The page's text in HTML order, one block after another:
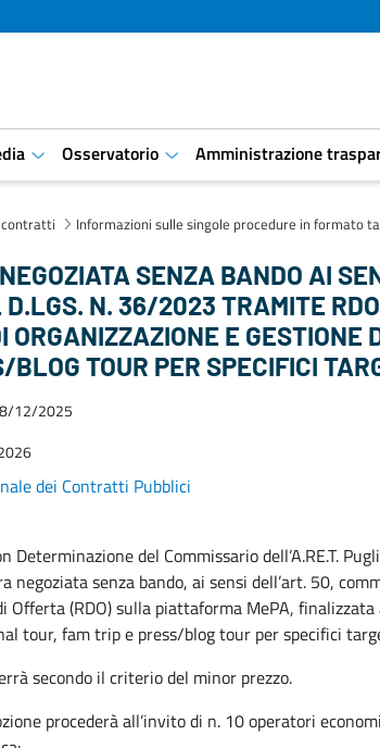
aret.open.submenu
Osservatorio
aret.open.submenu
Amministrazione
contratti Informazioni sulle singole procedure in formato
SENZA BANDO AI
N. 36/2023 TRAMITE
ORGANIZZAZIONE E GESTIONE
BLOG TOUR PER SPECIFICI
12/2025
dei Contratti Pubblici
Determinazione del Commissario dell’A.RE.T.
negoziata senza bando, ai sensi dell’art. 50,
Offerta (RDO) sulla piattaforma MePA,
tour, fam trip e press/blog tour per specifici
secondo il criterio del minor prezzo.
procederà all’invito di n. 10 operatori